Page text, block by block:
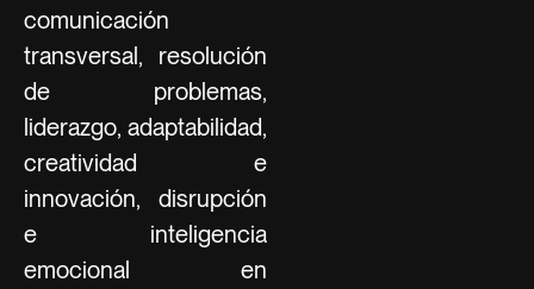
comunicación
transversal, resolución
de problemas,
liderazgo, adaptabilidad,
creatividad e
innovación, disrupción
e inteligencia
emocional en